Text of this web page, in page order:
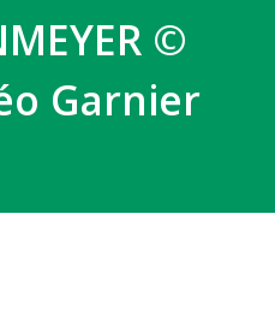
©
Garnier